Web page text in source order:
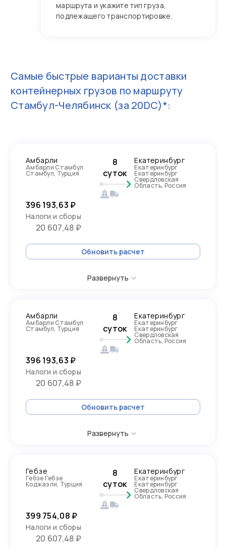
маршрута и укажите тип груза,
подлежащего транспортировке.
Самые быстрые варианты доставки
контейнерных грузов по маршруту
Стамбул-Челябинск (за 20DC)*:
Амбарли
Амбарли Стамбул
Стамбул, Турция
8
суток
Екатеринбург
Екатеринбург
Екатеринбург
Свердловская
Область, Россия
396 193,63 ₽
Налоги и сборы
20 607,48 ₽
Обновить расчет
Развернуть
Амбарли
Амбарли Стамбул
Стамбул, Турция
8
суток
Екатеринбург
Екатеринбург
Екатеринбург
Свердловская
Область, Россия
396 193,63 ₽
Налоги и сборы
20 607,48 ₽
Обновить расчет
Развернуть
Гебзе
Гебзе Гебзе
Коджаэли, Турция
8
суток
Екатеринбург
Екатеринбург
Екатеринбург
Свердловская
Область, Россия
399 754,08 ₽
Налоги и сборы
20 607,48 ₽